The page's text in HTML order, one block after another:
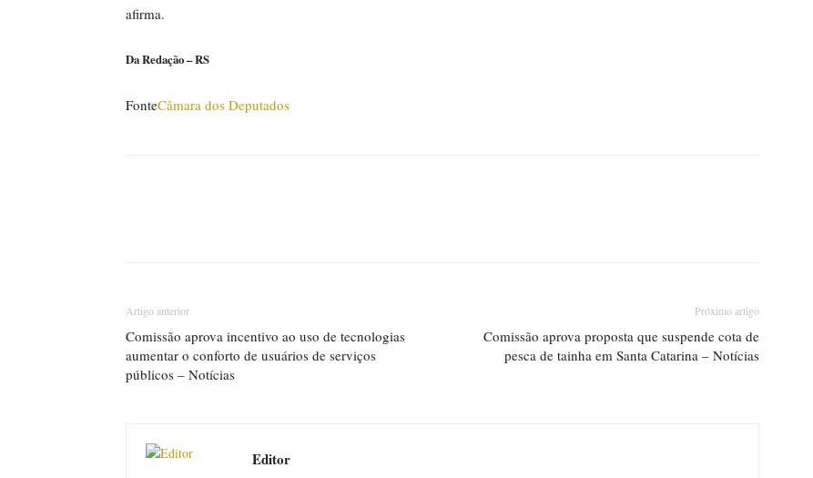
afirma.
Da Redação – RS
FonteCâmara dos Deputados
Artigo anterior
Comissão aprova incentivo ao uso de tecnologias
aumentar o conforto de usuários de serviços
públicos – Notícias
Próximo artigo
Comissão aprova proposta que suspende cota de
pesca de tainha em Santa Catarina – Notícias
Editor